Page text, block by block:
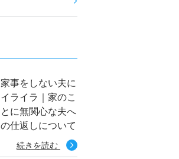
家事をしない夫に
イライラ｜家のこ
とに無関心な夫へ
の仕返しについて
続きを読む